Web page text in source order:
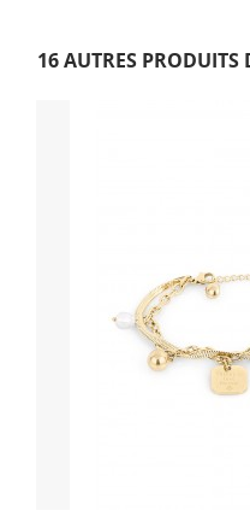
16 AUTRES PRODUITS